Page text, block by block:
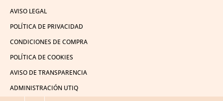
AVISO LEGAL
POLÍTICA DE PRIVACIDAD
CONDICIONES DE COMPRA
POLÍTICA DE COOKIES
AVISO DE TRANSPARENCIA
ADMINISTRACIÓN UTIQ